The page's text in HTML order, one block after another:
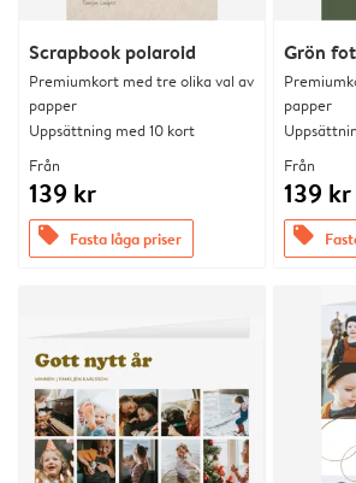
Scrapbook polaroid
Premiumkort med tre olika val av
papper
Uppsättning med 10 kort
Från
139 kr
offers Fasta låga priser
Grön
papper
Från
139 kr
offers